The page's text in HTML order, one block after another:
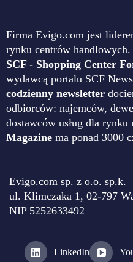
Firma Evigo.com jest
rynku centrów
SCF - Shopping Center
wydawcą portalu SCF
codzienny newsletter
odbiorców: najemców,
dostawców usług dla rynku
Magazine ma ponad 3000
Evigo.com sp. z o.o. sp.k.
ul. Klimczaka 1, 02-797
NIP 5252633492
LinkedIn